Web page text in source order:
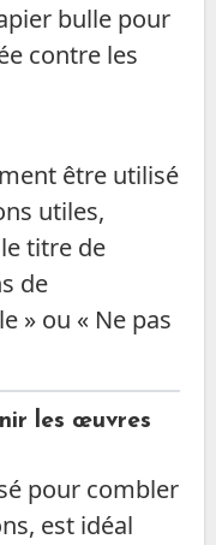
bulle pour
contre les
être utilisé
utiles,
titre de
de
» ou « Ne pas
les œuvres
pour combler
est idéal